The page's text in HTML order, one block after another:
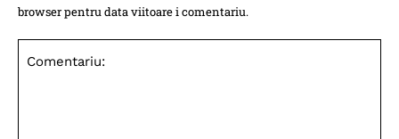
browser pentru data viitoare i comentariu.